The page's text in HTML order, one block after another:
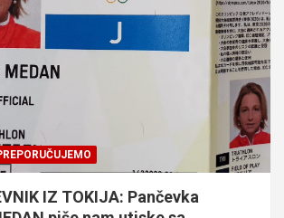
IZ TOKIJA: Pančevka